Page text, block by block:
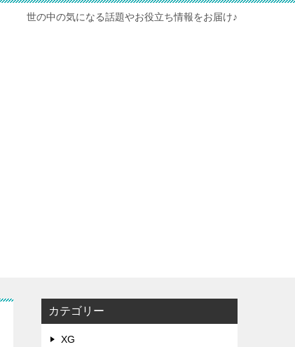
世の中の気になる話題やお役立ち情報をお届け♪
カテゴリー
XG